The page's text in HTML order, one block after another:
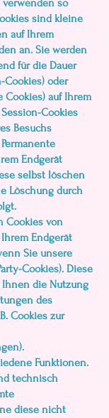
so
sind kleine
auf Ihrem
an. Sie werden
für die Dauer
Cookies) oder
Cookies) auf Ihrem
Cookies
Besuchs
Endgerät
selbst löschen
Löschung durch
Cookies von
Endgerät
Sie unsere
Cookies). Diese
die Nutzung
des
Cookies zur
Funktionen.
technisch
diese nicht